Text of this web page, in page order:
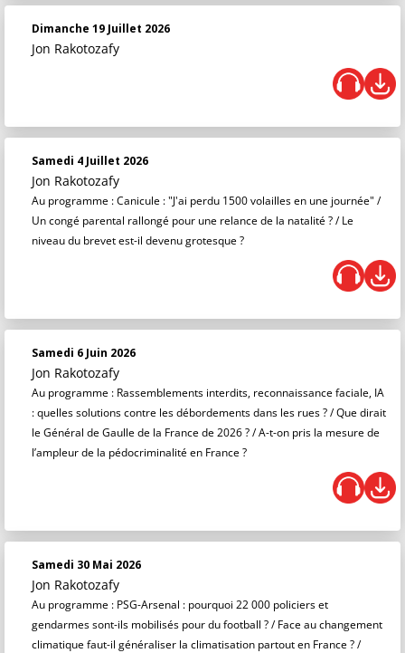
Dimanche 19 Juillet 2026
Jon Rakotozafy
Samedi 4 Juillet 2026
Jon Rakotozafy
Au programme : Canicule : "J'ai perdu 1500 volailles en une journée" /
Un congé parental rallongé pour une relance de la natalité ? / Le
niveau du brevet est-il devenu grotesque ?
Samedi 6 Juin 2026
Jon Rakotozafy
Au programme : Rassemblements interdits, reconnaissance faciale, IA
: quelles solutions contre les débordements dans les rues ? / Que dirait
le Général de Gaulle de la France de 2026 ? / A-t-on pris la mesure de
l’ampleur de la pédocriminalité en France ?
Samedi 30 Mai 2026
Jon Rakotozafy
Au programme : PSG-Arsenal : pourquoi 22 000 policiers et
gendarmes sont-ils mobilisés pour du football ? / Face au changement
climatique faut-il généraliser la climatisation partout en France ? /